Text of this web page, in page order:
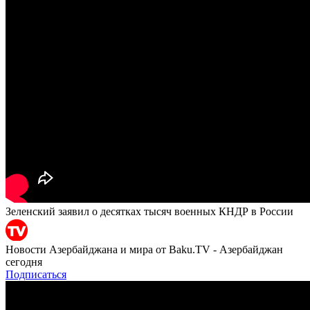
Зеленский заявил о десятках тысяч военных КНДР в России
Новости Азербайджана и мира от Baku.TV - Азербайджан
сегодня
Подписаться